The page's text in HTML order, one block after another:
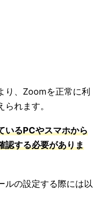
り、Zoomを正常に利
れます。
いるPCやスマホから
認する必要がありま
ルの設定する際には以